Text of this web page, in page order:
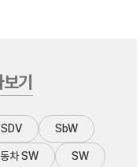
기
SDV SbW
차 SW SW